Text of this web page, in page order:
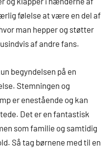
følelse at være en del af
man hepper og støtter
af andre fans.
begyndelsen på en
Stemningen og
er enestående og kan
Det er en fantastisk
som familie og samtidig
Så tag børnene med til en